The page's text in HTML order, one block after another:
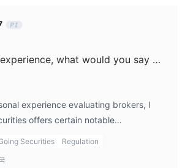
can otherwise occur. Contacting
directly at the provided channels for
requirements before submitting a
has always helped me avoid
investment research. All these services
what appears to be a singular
Securities Pro." As someone
the lack of clarity regarding
or tiered structures makes it
potential fit for different trader
extends to their fee structure, which
based on my research. That said,
Based on your experience, what would you say are the three biggest benefits of working with Going Securities?
experience evaluating brokers, I
offers certain notable
I urge every trader to perform their
Going Securities is regulated by the
Securities Regulation